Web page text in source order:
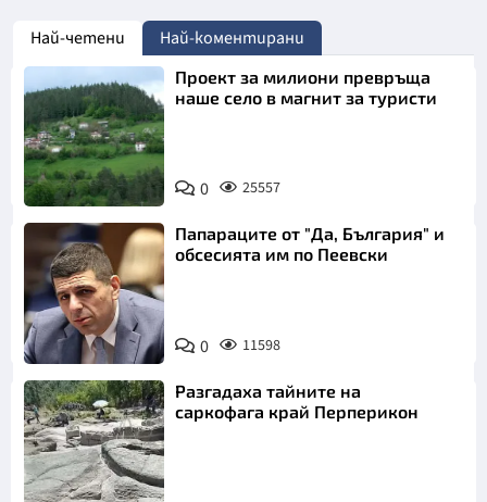
Най-четени Най-коментирани
Проект за милиони превръща
наше село в магнит за туристи
0 25557
Папараците от "Да, България" и
обсесията им по Пеевски
0 11598
Разгадаха тайните на
саркофага край Перперикон